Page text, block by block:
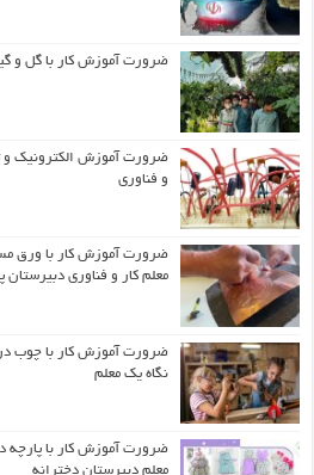
ضرورت آموزش کار با گل و
ضرورت آموزش الکترونیک و
و فناوری
ضرورت آموزش کار با ورق
معلم کار و فناوری دبیرستان
ضرورت آموزش کار با چوب
نگاه یک معلم
ضرورت آموزش کار با پارچه
معلم دبیرستان دخترانه